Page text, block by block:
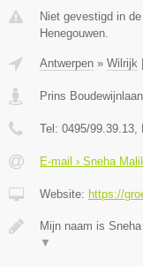
Niet gevestigd in
Henegouwen.
Antwerpen » Wilrijk
Prins
Tel: 0495/99.39.13,
E-mail › Sneha
Website: https://
Mijn naam is
▼